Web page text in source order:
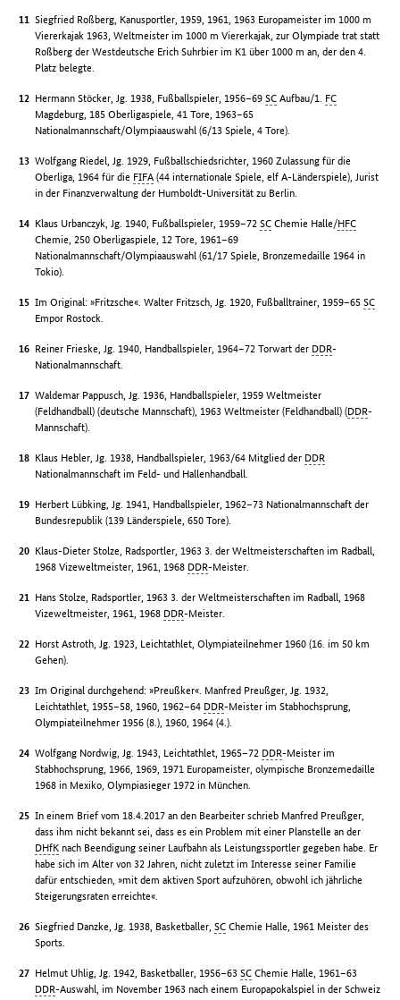
Siegfried Roßberg, Kanusportler, 1959, 1961, 1963 Europameister im 1000 m
Viererkajak 1963, Weltmeister im 1000 m Viererkajak, zur Olympiade trat statt
Roßberg der Westdeutsche Erich Suhrbier im K1 über 1000 m an, der den 4.
Platz belegte.
Hermann Stöcker, Jg. 1938, Fußballspieler, 1956–69SC Aufbau/1. FC
Magdeburg, 185 Oberligaspiele, 41 Tore, 1963–65
Nationalmannschaft/Olympiaauswahl (6/13 Spiele, 4 Tore).
Wolfgang Riedel, Jg. 1929, Fußballschiedsrichter, 1960 Zulassung für die
Oberliga, 1964 für die FIFA (44 internationale Spiele, elf A-Länderspiele), Jurist
in der Finanzverwaltung der Humboldt-Universität zu Berlin.
Klaus Urbanczyk, Jg. 1940, Fußballspieler, 1959–72SC Chemie Halle/HFC
Chemie, 250 Oberligaspiele, 12 Tore, 1961–69
Nationalmannschaft/Olympiaauswahl (61/17 Spiele, Bronzemedaille 1964 in
Tokio).
Im Original: »Fritzsche«. Walter Fritzsch, Jg. 1920, Fußballtrainer, 1959–65SC
Empor Rostock.
Reiner Frieske, Jg. 1940, Handballspieler, 1964–72 Torwart der DDR-
Nationalmannschaft.
Waldemar Pappusch, Jg. 1936, Handballspieler, 1959 Weltmeister
(Feldhandball) (deutsche Mannschaft), 1963 Weltmeister (Feldhandball) (DDR-
Mannschaft).
Klaus Hebler, Jg. 1938, Handballspieler, 1963/64 Mitglied der DDR
Nationalmannschaft im Feld- und Hallenhandball.
Herbert Lübking, Jg. 1941, Handballspieler, 1962–73 Nationalmannschaft der
Bundesrepublik (139 Länderspiele, 650 Tore).
Klaus-Dieter Stolze, Radsportler, 1963 3. der Weltmeisterschaften im Radball,
1968 Vizeweltmeister, 1961, 1968 DDR-Meister.
Hans Stolze, Radsportler, 1963 3. der Weltmeisterschaften im Radball, 1968
Vizeweltmeister, 1961, 1968 DDR-Meister.
Horst Astroth, Jg. 1923, Leichtathlet, Olympiateilnehmer 1960 (16. im 50 km
Gehen).
Im Original durchgehend: »Preußker«. Manfred Preußger, Jg. 1932,
Leichtathlet, 1955–58, 1960, 1962–64 DDR-Meister im Stabhochsprung,
Olympiateilnehmer 1956 (8.), 1960, 1964 (4.).
Wolfgang Nordwig, Jg. 1943, Leichtathlet, 1965–72 DDR-Meister im
Stabhochsprung, 1966, 1969, 1971 Europameister, olympische Bronzemedaille
1968 in Mexiko, Olympiasieger 1972 in München.
In einem Brief vom 18.4.2017 an den Bearbeiter schrieb Manfred Preußger,
dass ihm nicht bekannt sei, dass es ein Problem mit einer Planstelle an der
DHfK nach Beendigung seiner Laufbahn als Leistungssportler gegeben habe. Er
habe sich im Alter von 32 Jahren, nicht zuletzt im Interesse seiner Familie
dafür entschieden, »mit dem aktiven Sport aufzuhören, obwohl ich jährliche
Steigerungsraten erreichte«.
Siegfried Danzke, Jg. 1938, Basketballer,SC Chemie Halle, 1961 Meister des
Sports.
Helmut Uhlig, Jg. 1942, Basketballer, 1956–63SC Chemie Halle, 1961–63
DDR-Auswahl, im November 1963 nach einem Europapokalspiel in der Schweiz